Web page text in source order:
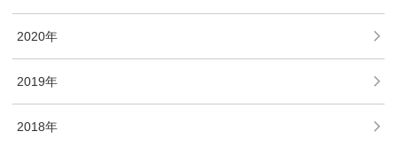
2020年
2019年
2018年